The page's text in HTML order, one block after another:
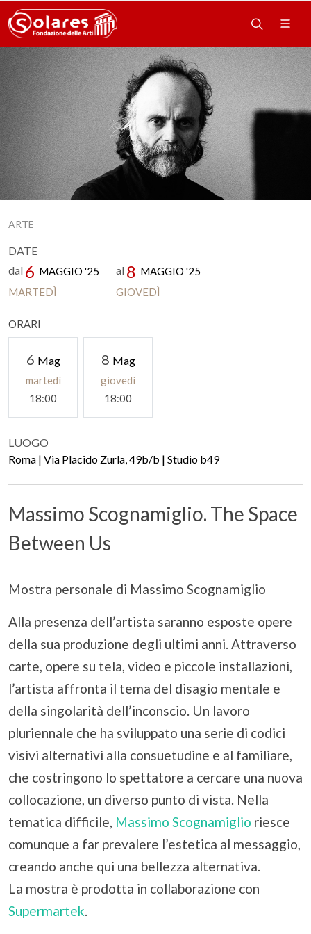
ARTE
DATE
dal 6 MAGGIO '25
MARTEDÌ
al 8 MAGGIO '25
GIOVEDÌ
ORARI
6 Mag
martedì
18:00
8 Mag
giovedì
18:00
LUOGO
Roma | Via Placido Zurla, 49b/b | Studio b49
Massimo Scognamiglio. The Space
Between Us
Mostra personale di Massimo Scognamiglio
Alla presenza dell’artista saranno esposte opere
della sua produzione degli ultimi anni. Attraverso
carte, opere su tela, video e piccole installazioni,
l’artista affronta il tema del disagio mentale e
della singolarità dell’inconscio. Un lavoro
pluriennale che ha sviluppato una serie di codici
visivi alternativi alla consuetudine e al familiare,
che costringono lo spettatore a cercare una nuova
collocazione, un diverso punto di vista. Nella
tematica difficile, Massimo Scognamiglio riesce
comunque a far prevalere l’estetica al messaggio,
creando anche qui una bellezza alternativa.
La mostra è prodotta in collaborazione con
Supermartek.